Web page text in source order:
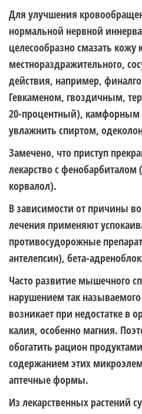
Для улучшения
нормальной нервной
целесообразно смазать
местнораздражительного,
действия, например,
Гевкаменом, гвоздичным,
20-процентный), камфорным
увлажнить спиртом,
Замечено, что приступ
лекарство с
корвалол).
В зависимости от причины
лечения применяют
противосудорожные
антелепсин), бета-
Часто развитие мышечного
нарушением так
возникает при недостатке в
калия, особенно магния.
обогатить рацион
содержанием этих
аптечные формы.
Из лекарственных растений